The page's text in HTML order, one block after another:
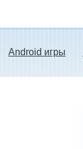
Android игры